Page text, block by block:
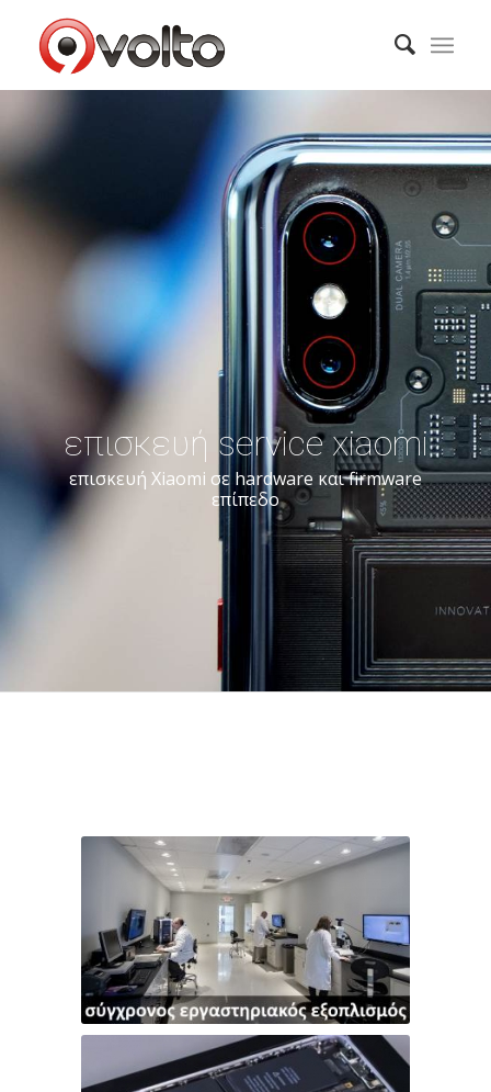
επισκευή service xiaomi
επισκευή Xiaomi σε hardware και firmware
επίπεδο